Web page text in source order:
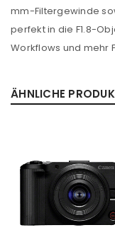
ANMELDEN
REGISTRIEREN
mm-Filtergewinde
perfekt in die F1.8-
Workflows und mehr
ÄHNLICHE